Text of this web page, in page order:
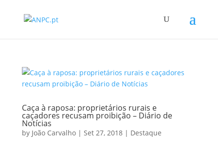
Caça à raposa: proprietários rurais e
caçadores recusam proibição – Diário de
Notícias
by João Carvalho| Set 27, 2018| Destaque